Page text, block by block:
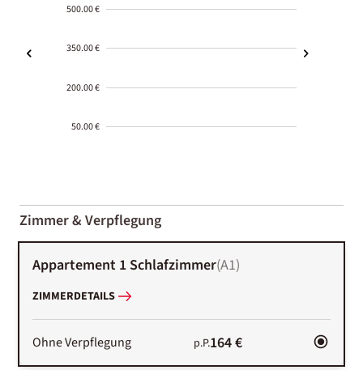
500.00 €
350.00 €
200.00 €
50.00 €
01-02
Zimmer & Verpflegung
Appartement 1 Schlafzimmer(A1)
ZIMMERDETAILS
Ohne Verpflegung p.P.164 €